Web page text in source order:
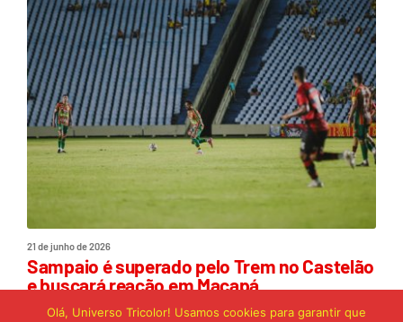
21 de junho de 2026
Sampaio é superado pelo Trem no Castelão
e buscará reação em Macapá
Olá, Universo Tricolor! Usamos cookies para garantir que